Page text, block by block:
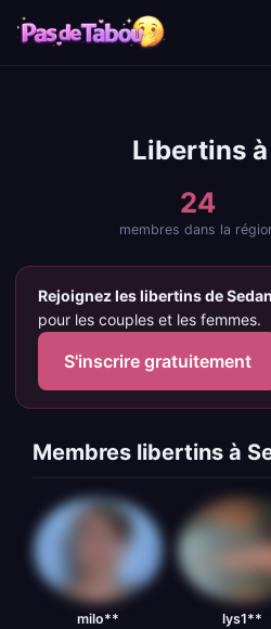
Libertins
24
membres dans la
Rejoignez les libertins de Sedan
pour les couples et les femmes.
S'inscrire gratuitement
Membres libertins à
milo** lys1**